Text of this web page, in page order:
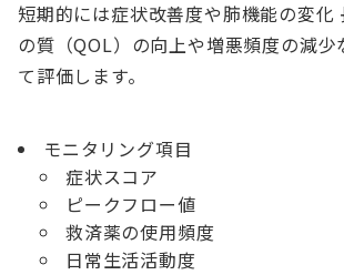
短期的には症状改善度や肺機能の変化
の質（QOL）の向上や増悪頻度の減少
て評価します。
モニタリング項目
症状スコア
ピークフロー値
救済薬の使用頻度
日常生活活動度